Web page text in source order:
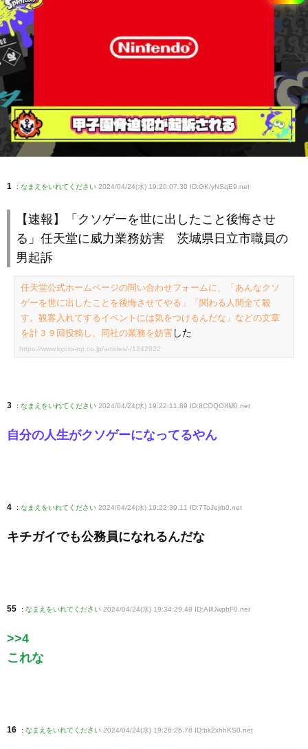
1 : なまえをいれてください 2024/04/24(水) 19:20:07.30 ID:GK/yNSqE9 .net
【速報】「クソゲーを世に出したこと後悔させ
る」任天堂に威力業務妨害 茨城県日立市職員の
男起訴
任天堂公式ホームページの問い合わせフォームに、「あんなクソ
ゲーを世に出したことを後悔させてやる」「関わる人間全て殺
す。観客入れてするイベントには気をつけるんだな」などの文章
を計３９回投稿し、同社の業務を妨害 した
https://www.kyoto-np.co.jp/articles/-/1242922
3 : なまえをいれてください 2024/04/24(水) 19:22:11.89 ID:8COQOIfM0 .net
自分の人生がクソゲーになってるやん
4 : なまえをいれてください 2024/04/24(水) 19:22:39.11 ID:7ToJejrb0 .net
キチガイでも公務員になれるんだな
55 : なまえをいれてください 2024/04/24(水) 19:34:29.48 ID:AIlUwpbF0.net
>>4
これな
16 : なまえをいれてください 2024/04/24(水) 19:26:26.78 ID:bk2xhhKS0.net